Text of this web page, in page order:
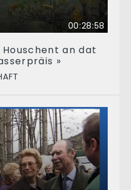
00:28:58
Houschent an dat
»